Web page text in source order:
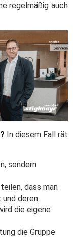
regelmäßig auch
In diesem Fall rät
sondern
dass man
deren
die eigene
die Gruppe